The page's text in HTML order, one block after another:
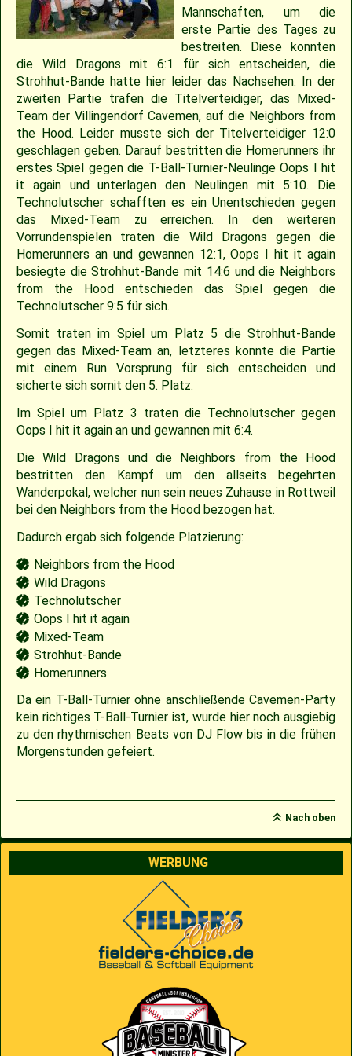
Mannschaften, um die
erste Partie des Tages zu
bestreiten. Diese konnten
die Wild Dragons mit 6:1 für sich entscheiden, die
Strohhut-Bande hatte hier leider das Nachsehen. In der
zweiten Partie trafen die Titelverteidiger, das Mixed-
Team der Villingendorf Cavemen, auf die Neighbors from
the Hood. Leider musste sich der Titelverteidiger 12:0
geschlagen geben. Darauf bestritten die Homerunners ihr
erstes Spiel gegen die T-Ball-Turnier-Neulinge Oops I hit
it again und unterlagen den Neulingen mit 5:10. Die
Technolutscher schafften es ein Unentschieden gegen
das Mixed-Team zu erreichen. In den weiteren
Vorrundenspielen traten die Wild Dragons gegen die
Homerunners an und gewannen 12:1, Oops I hit it again
besiegte die Strohhut-Bande mit 14:6 und die Neighbors
from the Hood entschieden das Spiel gegen die
Technolutscher 9:5 für sich.
Somit traten im Spiel um Platz 5 die Strohhut-Bande
gegen das Mixed-Team an, letzteres konnte die Partie
mit einem Run Vorsprung für sich entscheiden und
sicherte sich somit den 5. Platz.
Im Spiel um Platz 3 traten die Technolutscher gegen
Oops I hit it again an und gewannen mit 6:4.
Die Wild Dragons und die Neighbors from the Hood
bestritten den Kampf um den allseits begehrten
Wanderpokal, welcher nun sein neues Zuhause in Rottweil
bei den Neighbors from the Hood bezogen hat.
Dadurch ergab sich folgende Platzierung:
Neighbors from the Hood
Wild Dragons
Technolutscher
Oops I hit it again
Mixed-Team
Strohhut-Bande
Homerunners
Da ein T-Ball-Turnier ohne anschließende Cavemen-Party
kein richtiges T-Ball-Turnier ist, wurde hier noch ausgiebig
zu den rhythmischen Beats von DJ Flow bis in die frühen
Morgenstunden gefeiert.
Nach oben
WERBUNG
2018
2016
2015
2014
2013
2012
2011
2010
2009
2007
22.04.2023 – Cavemen 2 vs Ulm Falcons
30.04.2022 – Softballspieltag 30.05.2019 – Jugendspiel in Ravensburg
11.05.2019 – Jugendspiel in Reutlingen
05.05.2019 – Landesligaspiel gegen die Ladenburg Romans
01.05.2019 – Pokalspiel gegen Ellwangen
27.04.2019 – Jugendspiel in Gammertingen
14.06.2017 – Pfingstturnier Steinheim 2017
25.05.2017 – Jugendspiel gegen Herrenberg
21.05.2017 – Spiel gegen Neuenburg
13.05.2017 – Jugendspiel in Herrenberg
06.05.2017 – Jugendspiel in Sindelfingen
08.04.2017 – Pokalauftakt gegen die Freiburg Knights
04.03.2017 – Jugendausflug Sensapolis
26./27.05.2012 – 25. Pfingstturnier in Steinheim
29.04.2012 – Landesliga Bretten Kangaroos vs. Cavemen
15.04.2012 – Jugend Cavemen vs. Gammertingen
03.07.2011 – Softball-Landesligaspiel Cavemen vs. Nagold Mohawks
11./12.06.2011 – Jubiläumsturnier 25 Jahre Red Phantoms Steinheim
01.05.2011 – Landesligaspiel Cavemen vs. Bad Mergentheim Warriors
10.04.2011 – Pokelspiel Cavemen vs. Karlsruhe Cougars
Sponsoring
Saison 2019
Saison 2017
Saison 2016
Saison 2015
Saison 2014
Saison 2013
Saison 2012
Saison 2011
Saison 2010
Saison 2009
Jugend Landesliga I 2025
Slowpitch Softball RNL 2025
Spielberichte 2025
Cavemen-News 2025
Jugend Landesliga III 2024
Slowpitch Softball RNL 2024
Spielberichte 2024
Cavemen-News 2024
Jugend Landesliga III 2023
Cavemen-News 2023
Spielberichte 2022
Cavemen-News 2013
Spielberichte 2012